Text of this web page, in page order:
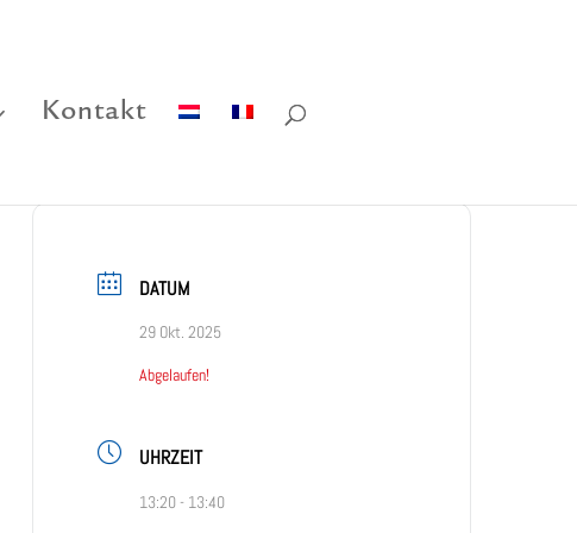
Kontakt
DATUM
29 Okt. 2025
Abgelaufen!
UHRZEIT
13:20 - 13:40